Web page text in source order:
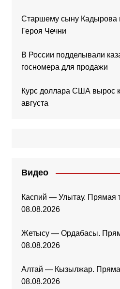
Старшему сыну Кадырова
Героя Чечни
В России подделывали
госномера для продажи
Курс доллара США вырос
августа
Видео
Каспий — Улытау. Прямая
08.08.2026
Жетысу — Ордабасы.
08.08.2026
Алтай — Кызылжар.
08.08.2026